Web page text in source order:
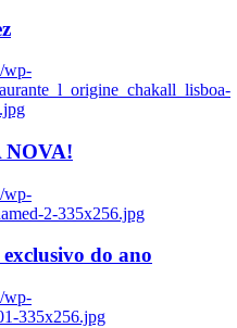
wp-
NOVA!
wp-
2-335x256.jpg
do ano
wp-
335x256.jpg